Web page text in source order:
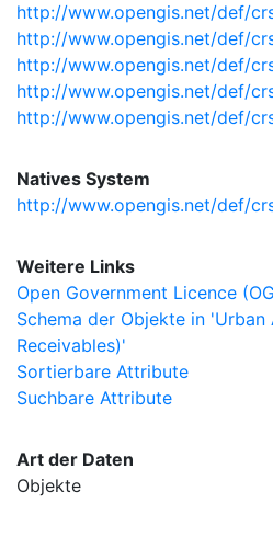
http://www.opengis.net/def/
http://www.opengis.net/def/
http://www.opengis.net/def/
http://www.opengis.net/def/
http://www.opengis.net/def/
Natives System
http://www.opengis.net/def/
Weitere Links
Open Government Licence
Schema der Objekte in 'Urban
Receivables)'
Sortierbare Attribute
Suchbare Attribute
Art der Daten
Objekte